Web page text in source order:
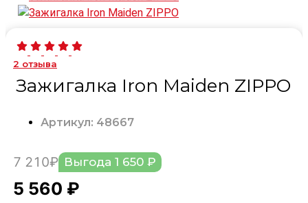
2 отзыва
Зажигалка Iron Maiden ZIPPO
Артикул: 48667
7 210₽ Выгода 1 650 ₽
5 560 ₽